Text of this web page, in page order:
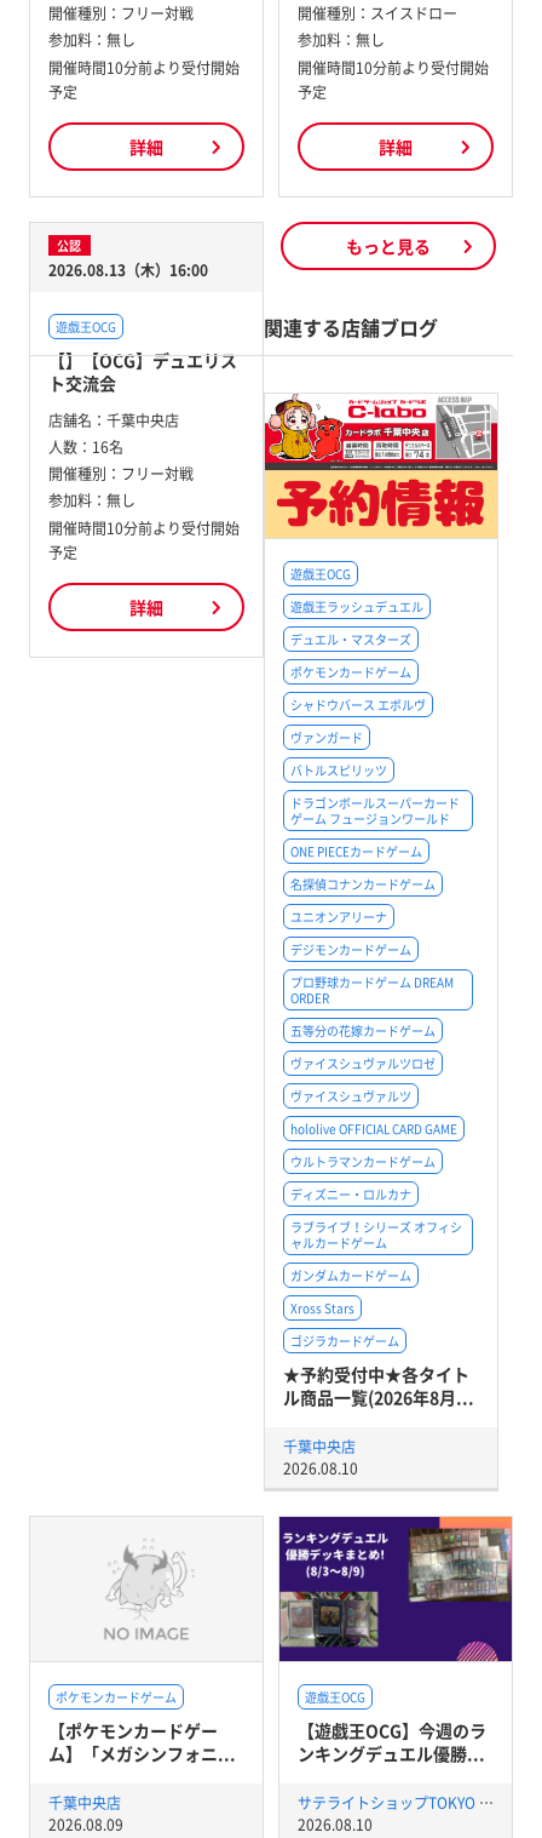
開催種別： フリー対戦
参加料： 無し
開催時間10分前より受付開始
予定
詳細
開催種別： スイスドロー
参加料： 無し
開催時間10分前より受付開始
予定
詳細
公認
2026.08.13（木）16:00
遊戯王OCG
【】【OCG】デュエリス
ト交流会
店舗名： 千葉中央店
人数： 16名
開催種別： フリー対戦
参加料： 無し
開催時間10分前より受付開始
予定
詳細
もっと見る
関連する店舗ブログ
遊戯王OCG
遊戯王ラッシュデュエル
デュエル・マスターズ
ポケモンカードゲーム
シャドウバース エボルヴ
ヴァンガード
バトルスピリッツ
ドラゴンボールスーパーカード
ゲーム フュージョンワールド
ONE PIECEカードゲーム
名探偵コナンカードゲーム
ユニオンアリーナ
デジモンカードゲーム
プロ野球カードゲーム DREAM
ORDER
五等分の花嫁カードゲーム
ヴァイスシュヴァルツロゼ
ヴァイスシュヴァルツ
hololive OFFICIAL CARD GAME
ウルトラマンカードゲーム
ディズニー・ロルカナ
ラブライブ！シリーズ オフィシ
ャルカードゲーム
ガンダムカードゲーム
Xross Stars
ゴジラカードゲーム
★予約受付中★各タイト
ル商品一覧(2026年8月...
千葉中央店
2026.08.10
遊戯王OCG
【遊戯王OCG】今週のラ
ンキングデュエル優勝...
サテライトショップTOKYO 秋葉原店
2026.08.10
ポケモンカードゲーム
【ポケモンカードゲー
ム】「メガシンフォニ...
千葉中央店
2026.08.09